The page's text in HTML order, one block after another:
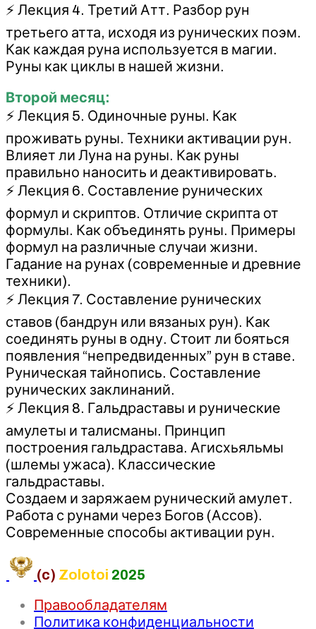
⚡ Лекция 4. Третий Атт. Разбор рун
третьего атта, исходя из рунических поэм.
Как каждая руна используется в магии.
Руны как циклы в нашей жизни.
Второй месяц:
⚡ Лекция 5. Одиночные руны. Как
проживать руны. Техники активации рун.
Влияет ли Луна на руны. Как руны
правильно наносить и деактивировать.
⚡ Лекция 6. Составление рунических
формул и скриптов. Отличие скрипта от
формулы. Как объединять руны. Примеры
формул на различные случаи жизни.
Гадание на рунах (современные и древние
техники).
⚡ Лекция 7. Составление рунических
ставов (бандрун или вязаных рун). Как
соединять руны в одну. Стоит ли бояться
появления “непредвиденных” рун в ставе.
Руническая тайнопись. Составление
рунических заклинаний.
⚡ Лекция 8. Гальдраставы и рунические
амулеты и талисманы. Принцип
построения гальдрастава. Агисхьяльмы
(шлемы ужаса). Классические
гальдраставы.
Создаем и заряжаем рунический амулет.
Работа с рунами через Богов (Ассов).
Современные способы активации рун.
(c) Zolotoi 2025
Правообладателям
Политика конфиденциальности